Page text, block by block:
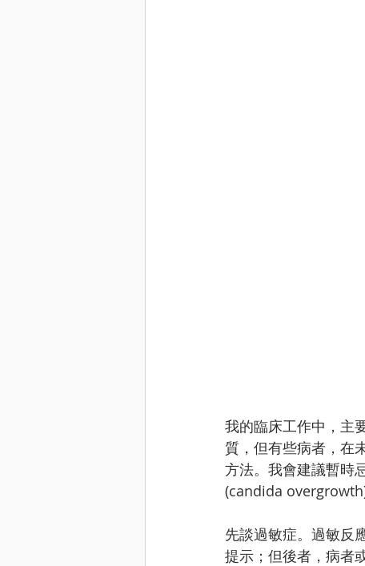
我的臨床工作中，主
質，但有些病者，在
方法。我會建議暫時
(candida overgrowth)
先談過敏症。過敏反
提示；但後者，病者